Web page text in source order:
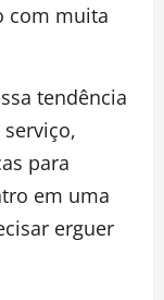
com muita
tendência
para
em uma
erguer